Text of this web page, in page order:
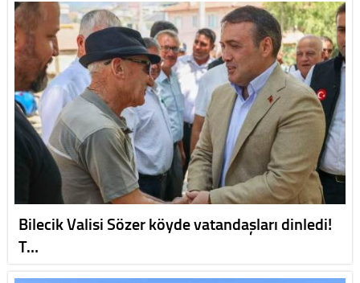
Bilecik Valisi Sözer köyde vatandaşları dinledi!
T…